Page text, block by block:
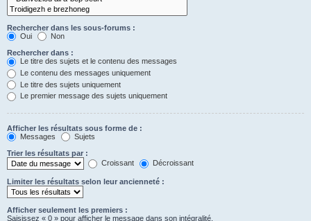
Rechercher dans les sous-forums :
Oui
Non
Rechercher dans :
Le titre des sujets et le contenu des messages
Le contenu des messages uniquement
Le titre des sujets uniquement
Le premier message des sujets uniquement
Afficher les résultats sous forme de :
Messages
Sujets
Trier les résultats par :
Croissant
Décroissant
Limiter les résultats selon leur ancienneté :
Afficher seulement les premiers :
Saisissez « 0 » pour afficher le message dans son intégralité.